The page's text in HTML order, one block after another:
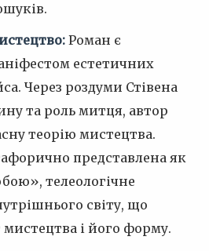
Роман є
естетичних
Через роздуми Стівена
та роль митця, автор
теорію мистецтва.
представлена як
телеологічне
світу, що
мистецтва і його форму.